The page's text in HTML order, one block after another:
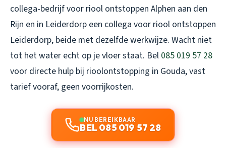
collega-bedrijf voor riool ontstoppen Alphen aan den
Rijn en in Leiderdorp een collega voor riool ontstoppen
Leiderdorp, beide met dezelfde werkwijze. Wacht niet
tot het water echt op je vloer staat. Bel 085 019 57 28
voor directe hulp bij rioolontstopping in Gouda, vast
tarief vooraf, geen voorrijkosten.
NU BEREIKBAAR
BEL 085 019 57 28